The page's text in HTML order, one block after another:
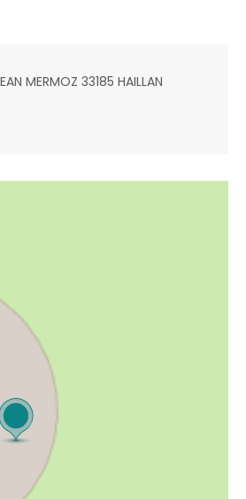
MERMOZ 33185 HAILLAN